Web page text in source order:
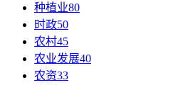
种植业80
时政50
农村45
农业发展40
农资33